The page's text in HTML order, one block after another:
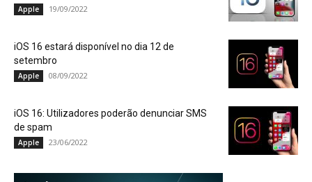
Apple 19/09/2022
iOS 16 estará disponível no dia 12 de
setembro
Apple 08/09/2022
iOS 16: Utilizadores poderão denunciar SMS
de spam
Apple 23/06/2022